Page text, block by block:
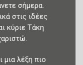
σήμερα.
στις ιδέες
κύριε Τάκη
μια λέξη πιο